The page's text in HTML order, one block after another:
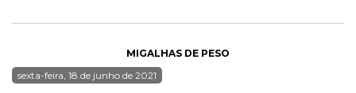
MIGALHAS DE PESO
sexta-feira, 18 de junho de 2021